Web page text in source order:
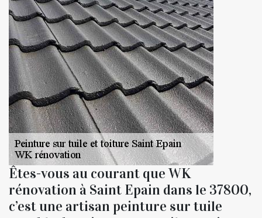
Êtes-vous au courant que WK
rénovation à Saint Epain dans le 37800,
c’est une artisan peinture sur tuile